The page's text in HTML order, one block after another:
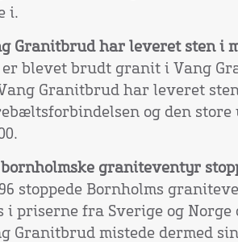
i.
Granitbrud har leveret sten i
er blevet brudt granit i Vang
Granitbrud har leveret
og den
bornholmske graniteventyr
stoppede Bornholms
i priserne fra Sverige og
Granitbrud mistede dermed